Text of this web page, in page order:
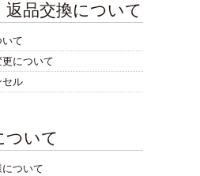
返品交換について
て
について
セル
ついて
ついて